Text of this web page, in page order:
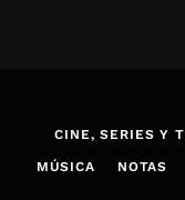
CINE, SERIES Y
MÚSICA NOTAS